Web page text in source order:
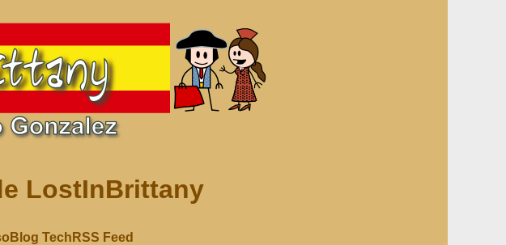
LostInBrittany
Blog Tech RSS Feed